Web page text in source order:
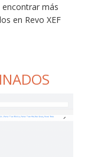
encontrar más
en Revo XEF